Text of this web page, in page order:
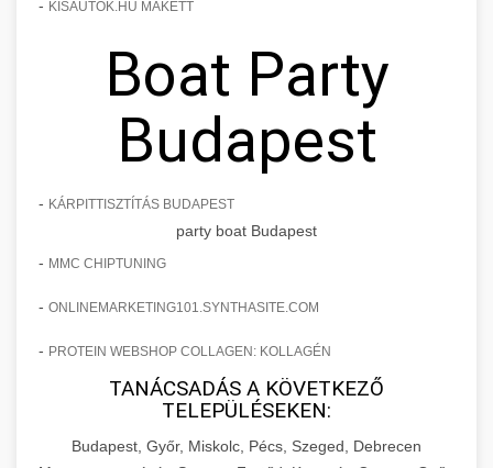
- KISAUTOK.HU MAKETT
Boat Party
Budapest
- KÁRPITTISZTÍTÁS BUDAPEST
party boat Budapest
- MMC CHIPTUNING
- ONLINEMARKETING101.SYNTHASITE.COM
- PROTEIN WEBSHOP COLLAGEN: KOLLAGÉN
TANÁCSADÁS A KÖVETKEZŐ
TELEPÜLÉSEKEN:
Budapest, Győr, Miskolc, Pécs, Szeged, Debrecen